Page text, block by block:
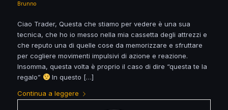
Brunno
Ciao Trader, Questa che stiamo per vedere è una sua
tecnica, che ho io messo nella mia cassetta degli attrezzi e
che reputo una di quelle cose da memorizzare e sfruttare
per cogliere movimenti impulsivi di azione e reazione.
Insomma, questa volta è proprio il caso di dire “questa te la
regalo”
In questo […]
Continua a leggere